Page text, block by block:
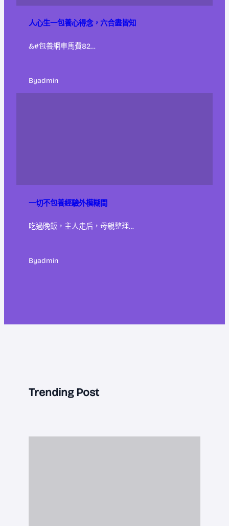
人心生一包養心得念，六合盡皆知
&#包養網車馬費82…
Byadmin
一切不包養經驗外模糊間
吃過晚飯，主人走后，母親整理…
Byadmin
Trending Post